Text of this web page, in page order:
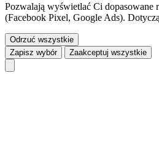
Pozwalają wyświetlać Ci dopasowane
(Facebook Pixel, Google Ads).
Odrzuć wszystkie
Zapisz wybór
Zaakceptuj wszystkie